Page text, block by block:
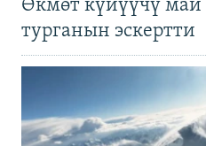
Өкмөт күйүүчү
турганын эскертти